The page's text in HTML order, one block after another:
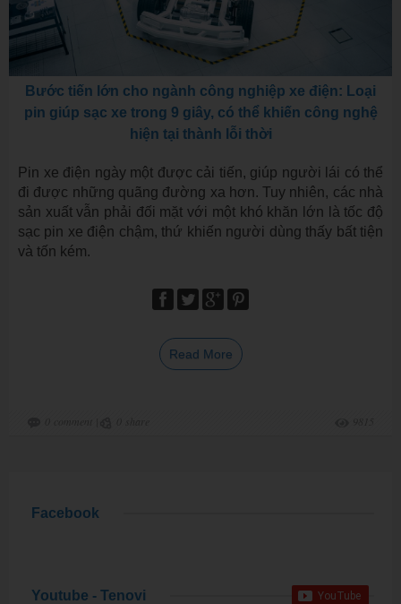
Bước tiến lớn cho ngành công nghiệp xe điện: Loại
pin giúp sạc xe trong 9 giây, có thể khiến công nghệ
hiện tại thành lỗi thời
Pin xe điện ngày một được cải tiến, giúp người lái có thể
đi được những quãng đường xa hơn. Tuy nhiên, các nhà
sản xuất vẫn phải đối mặt với một khó khăn lớn là tốc độ
sạc pin xe điện chậm, thứ khiến người dùng thấy bất tiện
và tốn kém.
Read More
Facebook
Youtube - Tenovi